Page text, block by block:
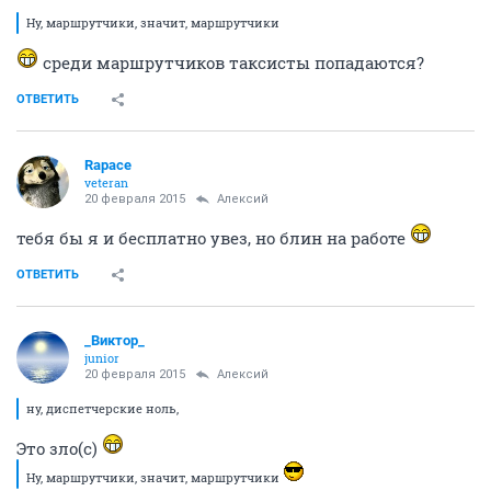
Ну, маршрутчики, значит, маршрутчики
среди маршрутчиков таксисты попадаются?
ОТВЕТИТЬ
Rapace
veteran
20 февраля 2015 Алексий
тебя бы я и бесплатно увез, но блин на работе
ОТВЕТИТЬ
_Виктор_
juniоr
20 февраля 2015 Алексий
ну, диспетчерские ноль,
Это зло(с)
Ну, маршрутчики, значит, маршрутчики